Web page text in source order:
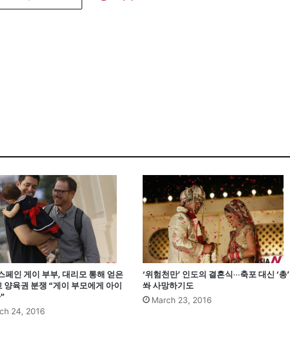
페인 게이 부부, 대리모 통해 얻은
양육권 분쟁 “게이 부모에게 아이
24, 2016
‘위험천만’ 인도의 결혼식···축포 대신 ‘총’
쏴 사망하기도
March 23, 2016